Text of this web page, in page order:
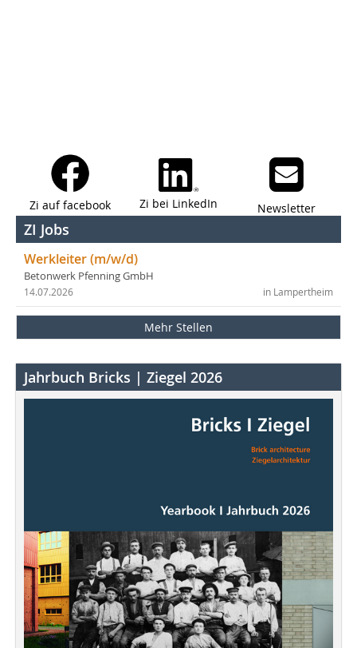
Zi auf facebook Zi bei LinkedIn Newsletter
ZI Jobs
Werkleiter (m/w/d)
Betonwerk Pfenning GmbH
in Lampertheim
14.07.2026
Mehr Stellen
Jahrbuch Bricks | Ziegel 2026